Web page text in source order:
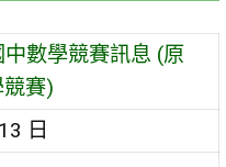
數學競賽訊息 (原
賽)
日